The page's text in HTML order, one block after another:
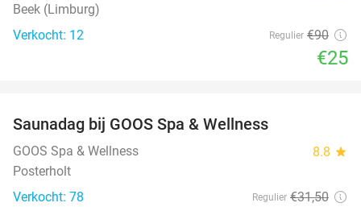
Beek (Limburg)
Verkocht: 12
Regulier €90
€25
TODAY
Saunadag bij GOOS Spa & Wellness
GOOS Spa & Wellness 8.8 star
Posterholt
Verkocht: 78
Regulier €31,50